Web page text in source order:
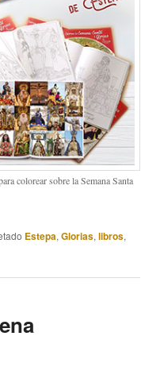
colorear sobre la Semana Santa
Estepa, Glorias, libros,